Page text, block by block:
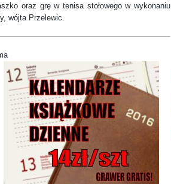
oraz grę w tenisa stołowego w wykonaniu
wójta Przelewic.